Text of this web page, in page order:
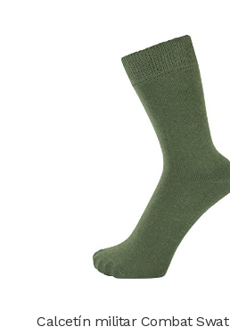
Calcetín militar Combat Swat